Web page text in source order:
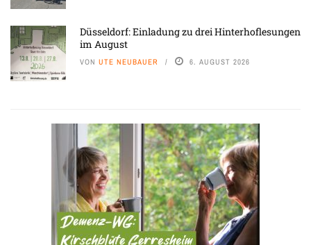
Düsseldorf: Einladung zu drei Hinterhoflesungen
im August
VON UTE NEUBAUER 6. AUGUST 2026